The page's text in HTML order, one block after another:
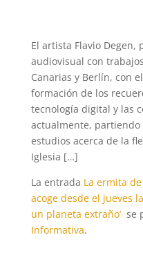
El artista Flavio Degen,
audiovisual con
Canarias y Berlín, con
formación de los
tecnología digital y las
actualmente, partiendo
estudios acerca de la
Iglesia […]
La entrada La ermita
acoge desde el jueves
un planeta extraño’ se
Informativa.